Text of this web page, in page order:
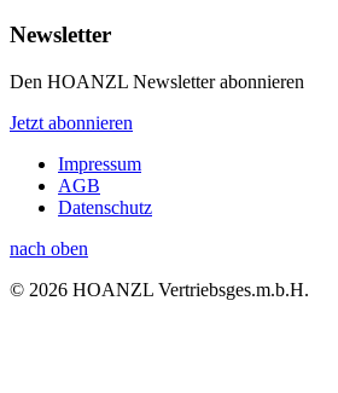
Newsletter
Den HOANZL Newsletter abonnieren
Jetzt abonnieren
Impressum
AGB
Datenschutz
nach oben
© 2026 HOANZL Vertriebsges.m.b.H.